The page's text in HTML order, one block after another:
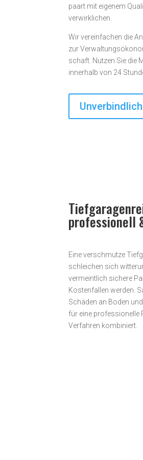
paart mit eigenem
verwirklichen.
Wir vereinfachen die
zur
schaft. Nutzen Sie die
innerhalb von 24
professionell
Eine verschmutze
schleichen sich
vermeintlich sichere
Kostenfallen werden.
Schäden an Boden
für eine professionelle
Verfahren kombiniert.